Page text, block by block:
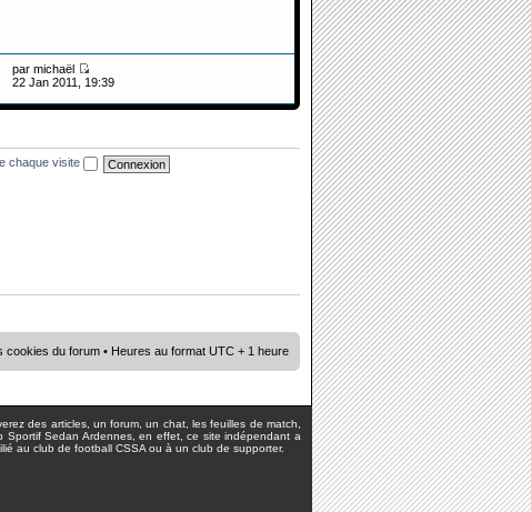
par michaël
22 Jan 2011, 19:39
chaque visite
cookies du forum • Heures au format UTC + 1 heure
des articles, un forum, un chat, les feuilles de match,
Sportif Sedan Ardennes, en effet, ce site indépendant a
au club de football CSSA ou à un club de supporter.